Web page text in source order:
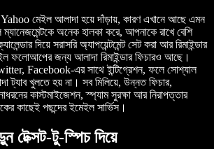
Yahoo মেইল আলাদা হয়ে দাঁড়ায়, কারণ এখানে আছে এমন
অনেক হালকা করে, আপনাকে রাখে বেশি
দিয়ে সরাসরি অ্যাপয়েন্টমেন্ট সেট করা আর রিমাইন্ডার
ফলোআপের জন্য আলাদা রিমাইন্ডার ফিচারও আছে।
Facebook-এর সাথে ইন্টিগ্রেশন, ফলে সোশ্যাল
ট্যাব খুলতে হয় না। সব মিলিয়ে, উন্নত ফিচার,
কাস্টমাইজেশন, স্প্যাম সুরক্ষা আর নিরাপত্তার
কাছেই পছন্দের ইমেইল সার্ভিস।
টু-স্পিচ দিয়ে